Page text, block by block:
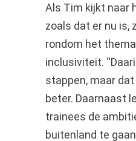
Als Tim kijkt naar
zoals dat er nu is,
rondom het
inclusiviteit.
stappen, maar
beter. Daarnaast
trainees de
buitenland te